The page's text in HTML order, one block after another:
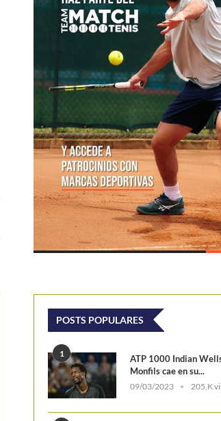
POSTS POPULARES
1
ATP 1000 Indian
Monfils cae en su...
09/03/2023 205,K